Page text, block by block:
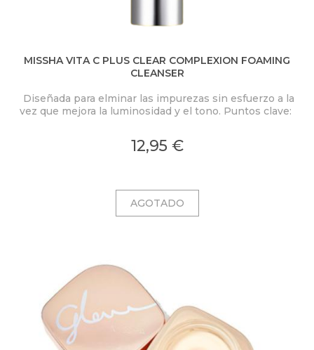
MISSHA VITA C PLUS CLEAR COMPLEXION FOAMING
CLEANSER
Diseñada para elminar las impurezas sin esfuerzo a la
vez que mejora la luminosidad y el tono. Puntos clave:
12,95 €